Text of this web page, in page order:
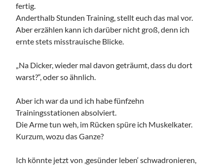
fertig.
Anderthalb Stunden Training, stellt euch das mal vor.
Aber erzählen kann ich darüber nicht groß, denn ich
ernte stets misstrauische Blicke.
„Na Dicker, wieder mal davon geträumt, dass du dort
warst?“, oder so ähnlich.
Aber ich war da und ich habe fünfzehn
Trainingsstationen absolviert.
Die Arme tun weh, im Rücken spüre ich Muskelkater.
Kurzum, wozu das Ganze?
Ich könnte jetzt von ‚gesünder leben‘ schwadronieren,